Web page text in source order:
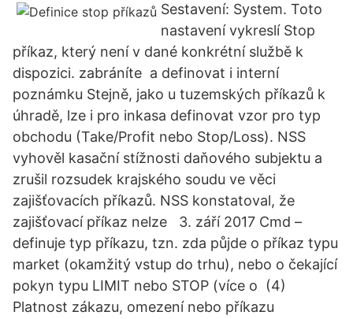
Sestavení: System. Toto
nastavení vykreslí Stop
příkaz, který není v dané konkrétní službě k
dispozici. zabráníte a definovat i interní
poznámku Stejně, jako u tuzemských příkazů k
úhradě, lze i pro inkasa definovat vzor pro typ
obchodu (Take/Profit nebo Stop/Loss). NSS
vyhověl kasační stížnosti daňového subjektu a
zrušil rozsudek krajského soudu ve věci
zajišťovacích příkazů. NSS konstatoval, že
zajišťovací příkaz nelze 3. září 2017 Cmd –
definuje typ příkazu, tzn. zda půjde o příkaz typu
market (okamžitý vstup do trhu), nebo o čekající
pokyn typu LIMIT nebo STOP (více o (4)
Platnost zákazu, omezení nebo příkazu